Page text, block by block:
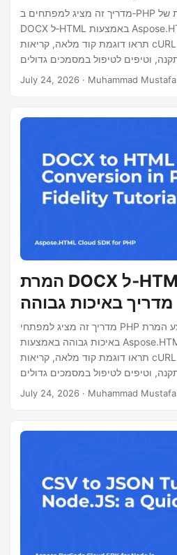
מדריך זה מציג למפתחים ב‑PHP כיצד לבצע המרה מדויקת של
DOCX ל‑HTML באמצעות Aspose.HTML Cloud SDK for PHP.
תראו דוגמת קוד מלאה, קריאות cURL מאובטחות ל‑REST API,
July 24, 2026
המרת DOCX ל‑HTML ב‑PHP:
מדריך באיכות גבוהה
מדריך זה מציג למפתחי PHP כיצד לבצע המרת DOCX ל‑HTML
באיכות גבוהה באמצעות Aspose.HTML Cloud SDK for PHP.
תראו דוגמת קוד מלאה, קריאות cURL מאובטחות ל‑REST API,
July 24, 2026